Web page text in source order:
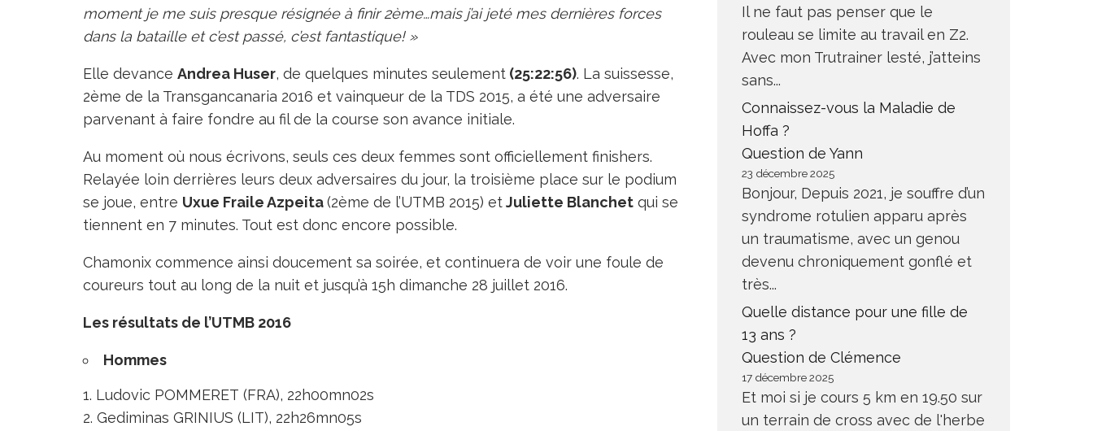
moment je me suis presque résignée à finir 2ème…mais j’ai jeté mes dernières forces
dans la bataille et c’est passé, c’est fantastique! »
Elle devance Andrea Huser, de quelques minutes seulement (25:22:56). La suissesse,
2ème de la Transgancanaria 2016 et vainqueur de la TDS 2015, a été une adversaire
parvenant à faire fondre au fil de la course son avance initiale.
Au moment où nous écrivons, seuls ces deux femmes sont officiellement finishers.
Relayée loin derrières leurs deux adversaires du jour, la troisième place sur le podium
se joue, entre Uxue Fraile Azpeita(2ème de l’UTMB 2015) etJuliette Blanchet qui se
tiennent en 7 minutes. Tout est donc encore possible.
Chamonix commence ainsi doucement sa soirée, et continuera de voir une foule de
coureurs tout au long de la nuit et jusqu’à 15h dimanche 28 juillet 2016.
Les résultats de l’UTMB 2016
Hommes
Ludovic POMMERET (FRA), 22h00mn02s
Gediminas GRINIUS (LIT), 22h26mn05s
Il ne faut pas penser que le
rouleau se limite au travail en Z2.
Avec mon Trutrainer lesté, j’atteins
sans...
Connaissez-vous la Maladie de
Hoffa ?
Question de Yann
23 décembre 2025
Bonjour, Depuis 2021, je souffre d’un
syndrome rotulien apparu après
un traumatisme, avec un genou
devenu chroniquement gonflé et
très...
Quelle distance pour une fille de
13 ans ?
Question de Clémence
17 décembre 2025
Et moi si je cours 5 km en 19.50 sur
un terrain de cross avec de l'herbe